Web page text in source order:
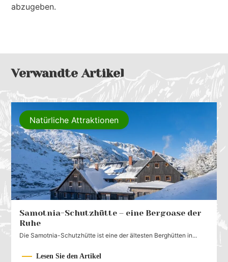
abzugeben.
Verwandte Artikel
Samotnia-Schutzhütte – eine Bergoase der
Ruhe
Die Samotnia-Schutzhütte ist eine der ältesten Berghütten in...
Lesen Sie den Artikel
Natürliche Attraktionen